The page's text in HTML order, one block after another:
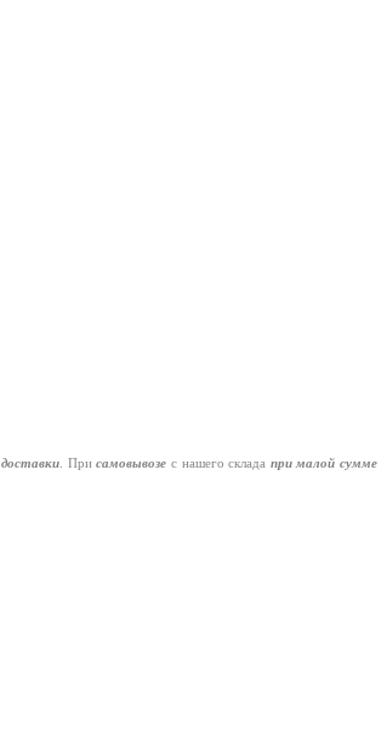
доставки. Присамовывозе с нашего склада при малой сумме